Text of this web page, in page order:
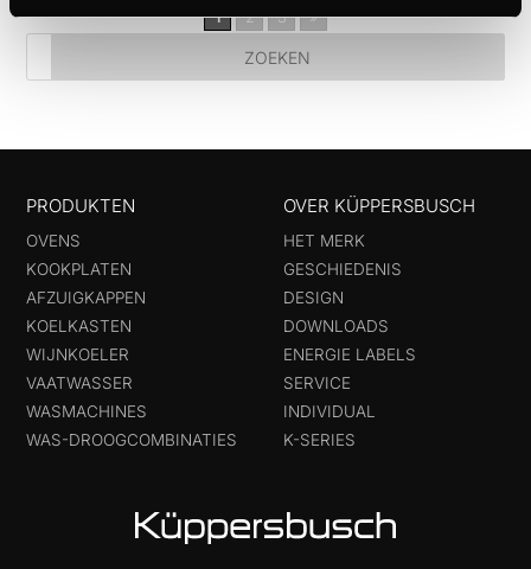
1 2 3 »
PRODUKTEN
OVENS
KOOKPLATEN
AFZUIGKAPPEN
KOELKASTEN
WIJNKOELER
VAATWASSER
WASMACHINES
WAS-DROOGCOMBINATIES
OVER KÜPPERSBUSCH
HET MERK
GESCHIEDENIS
DESIGN
DOWNLOADS
ENERGIE LABELS
SERVICE
INDIVIDUAL
K-SERIES